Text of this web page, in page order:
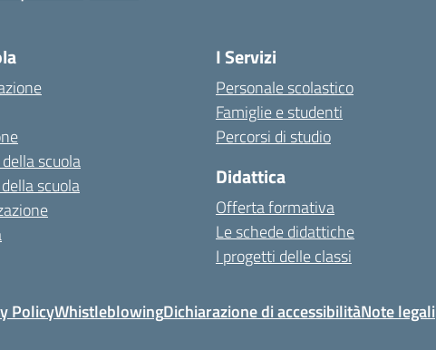
scuola
scuola
I Servizi
Personale scolastico
Famiglie e studenti
Percorsi di studio
Didattica
Offerta formativa
Le schede didattiche
I progetti delle classi
PolicyWhistleblowingDichiarazione di accessibilitàNote legali